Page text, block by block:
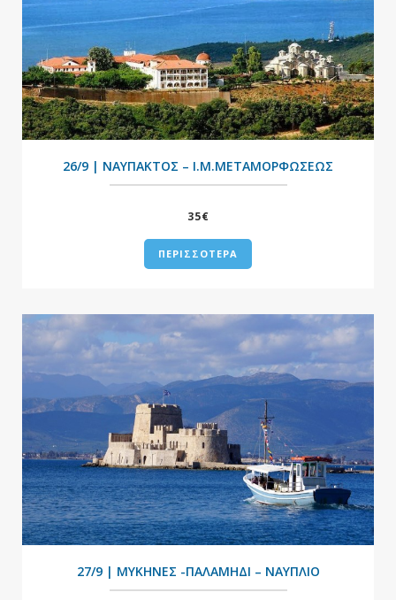
+
26/9 | ΝΑΥΠΑΚΤΟΣ – Ι.Μ.ΜΕΤΑΜΟΡΦΩΣΕΩΣ
35€
ΠΕΡΙΣΣΟΤΕΡΑ
+
27/9 | ΜΥΚΗΝΕΣ -ΠΑΛΑΜΗΔΙ – ΝΑΥΠΛΙΟ